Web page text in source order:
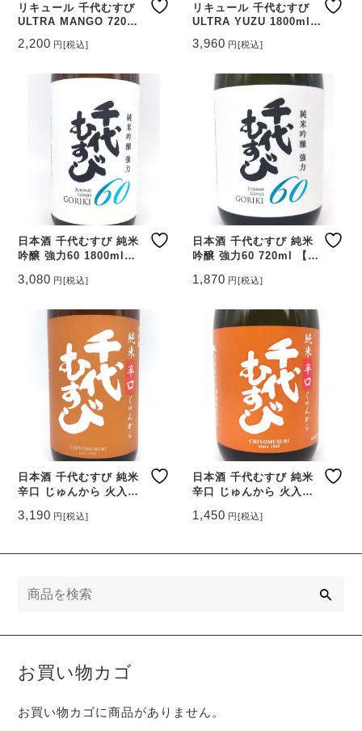
リキュール 千代むすび
ULTRA MANGO 720ml
造】
2,200 円[税込]
リキュール 千代むすび
ULTRA YUZU 1800ml
造】
3,960 円[税込]
日本酒 千代むすび 純米
吟醸 強力60 1800ml
造】
3,080 円[税込]
日本酒 千代むすび 純米
吟醸 強力60 720ml 【鳥
1,870 円[税込]
日本酒 千代むすび 純米
辛口 じゅんから 火入れ
すび酒造】
3,190 円 [税込]
日本酒 千代むすび 純米
辛口 じゅんから 火入れ
すび酒造】
1,450 円 [税込]
お買い物カゴ
お買い物カゴに商品がありません。